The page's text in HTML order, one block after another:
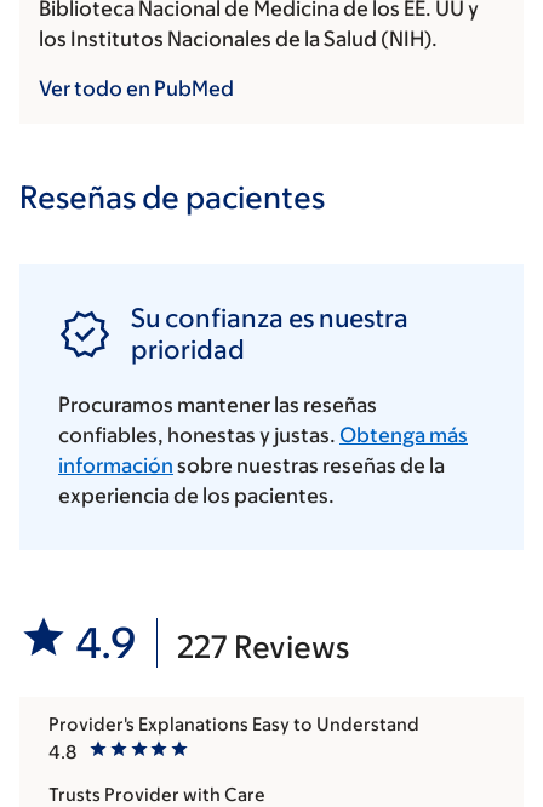
Biblioteca Nacional de Medicina de los EE. UU y
los Institutos Nacionales de la Salud (NIH).
Ver todo en PubMed
Reseñas de pacientes
Su confianza es nuestra
prioridad
Procuramos mantener las reseñas
confiables, honestas y justas. Obtenga más
información sobre nuestras reseñas de la
experiencia de los pacientes.
4.9 227 Reviews
4.8
Provider's Explanations Easy to Understand
Trusts Provider with Care